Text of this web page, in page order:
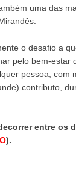
uma das
o desafio a
pelo bem-estar
pessoa, com
contributo,
entre os
).